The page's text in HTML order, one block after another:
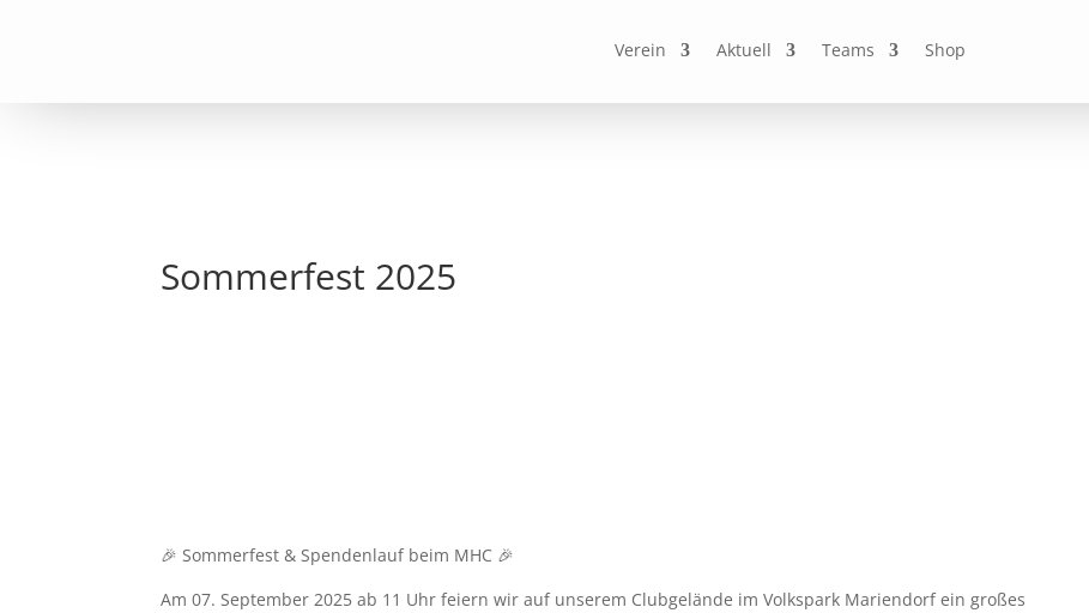
Verein Aktuell Teams Shop
Sommerfest 2025
🎉 Sommerfest & Spendenlauf beim MHC 🎉
Am 07. September 2025 ab 11 Uhr feiern wir auf unserem Clubgelände im Volkspark Mariendorf ein großes